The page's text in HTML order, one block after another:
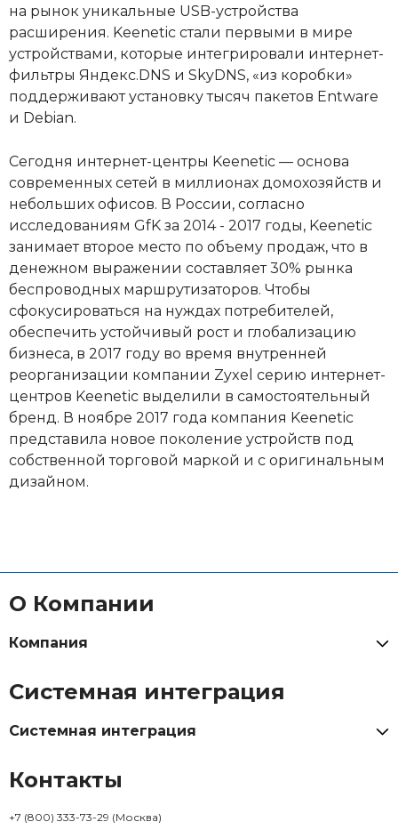
на рынок уникальные USB-устройства
расширения. Keenetic стали первыми в мире
устройствами, которые интегрировали интернет-
фильтры Яндекс.DNS и SkyDNS, «из коробки»
поддерживают установку тысяч пакетов Entware
и Debian.
Сегодня интернет-центры Keenetic — основа
современных сетей в миллионах домохозяйств и
небольших офисов. В России, согласно
исследованиям GfK за 2014 - 2017 годы, Keenetic
занимает второе место по объему продаж, что в
денежном выражении составляет 30% рынка
беспроводных маршрутизаторов. Чтобы
сфокусироваться на нуждах потребителей,
обеспечить устойчивый рост и глобализацию
бизнеса, в 2017 году во время внутренней
реорганизации компании Zyxel серию интернет-
центров Keenetic выделили в самостоятельный
бренд. В ноябре 2017 года компания Keenetic
представила новое поколение устройств под
собственной торговой маркой и с оригинальным
дизайном.
О Компании
Компания
Системная интеграция
Системная интеграция
Контакты
+7 (800) 333-73-29 (Москва)